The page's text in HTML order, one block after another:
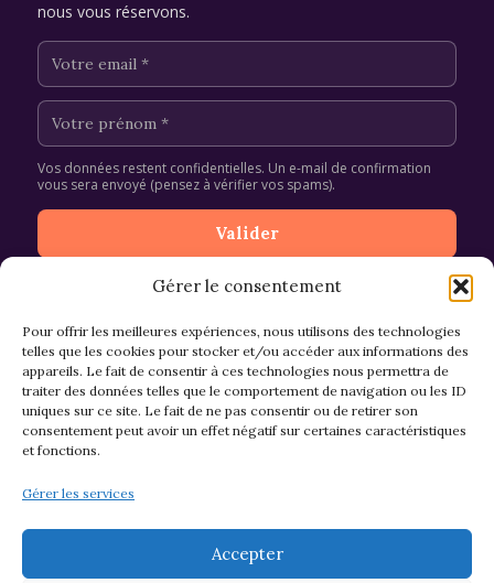
Gérer le consentement
Pour offrir les meilleures expériences, nous utilisons des technologies
telles que les cookies pour stocker et/ou accéder aux informations des
appareils. Le fait de consentir à ces technologies nous permettra de
traiter des données telles que le comportement de navigation ou les ID
uniques sur ce site. Le fait de ne pas consentir ou de retirer son
consentement peut avoir un effet négatif sur certaines caractéristiques
et fonctions.
Gérer les services
Accepter
nous vous réservons.
Vos données restent confidentielles. Un e-mail de confirmation
vous sera envoyé (pensez à vérifier vos spams).
CGV et Retours
Mentions légales & confidentialité